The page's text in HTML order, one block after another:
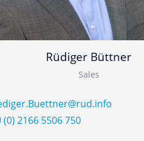
Rüdiger Büttner
Sales
(0) 2166 5506 750